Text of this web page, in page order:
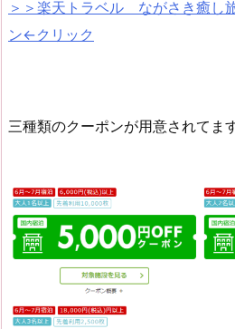
＞＞楽天トラベル ながさき癒し
ン←クリック
三種類のクーポンが用意されてま